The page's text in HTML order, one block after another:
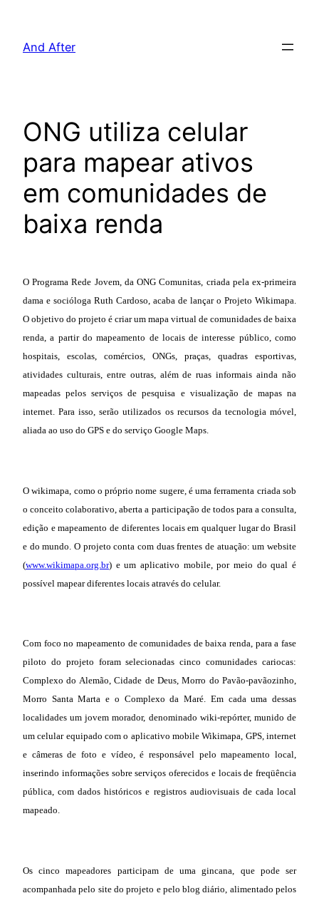
And After
ONG utiliza celular
para mapear ativos
em comunidades de
baixa renda
O Programa Rede Jovem, da ONG Comunitas, criada pela ex-primeira
dama e socióloga Ruth Cardoso, acaba de lançar o Projeto Wikimapa.
O objetivo do projeto é criar um mapa virtual de comunidades de baixa
renda, a partir do mapeamento de locais de interesse público, como
hospitais, escolas, comércios, ONGs, praças, quadras esportivas,
atividades culturais, entre outras, além de ruas informais ainda não
mapeadas pelos serviços de pesquisa e visualização de mapas na
internet. Para isso, serão utilizados os recursos da tecnologia móvel,
aliada ao uso do GPS e do serviço Google Maps.
O wikimapa, como o próprio nome sugere, é uma ferramenta criada sob
o conceito colaborativo, aberta a participação de todos para a consulta,
edição e mapeamento de diferentes locais em qualquer lugar do Brasil
e do mundo. O projeto conta com duas frentes de atuação: um website
(www.wikimapa.org.br) e um aplicativo mobile, por meio do qual é
possível mapear diferentes locais através do celular.
Com foco no mapeamento de comunidades de baixa renda, para a fase
piloto do projeto foram selecionadas cinco comunidades cariocas:
Complexo do Alemão, Cidade de Deus, Morro do Pavão-pavãozinho,
Morro Santa Marta e o Complexo da Maré. Em cada uma dessas
localidades um jovem morador, denominado wiki-repórter, munido de
um celular equipado com o aplicativo mobile Wikimapa, GPS, internet
e câmeras de foto e vídeo, é responsável pelo mapeamento local,
inserindo informações sobre serviços oferecidos e locais de freqüência
pública, com dados históricos e registros audiovisuais de cada local
mapeado.
Os cinco mapeadores participam de uma gincana, que pode ser
acompanhada pelo site do projeto e pelo blog diário, alimentado pelos